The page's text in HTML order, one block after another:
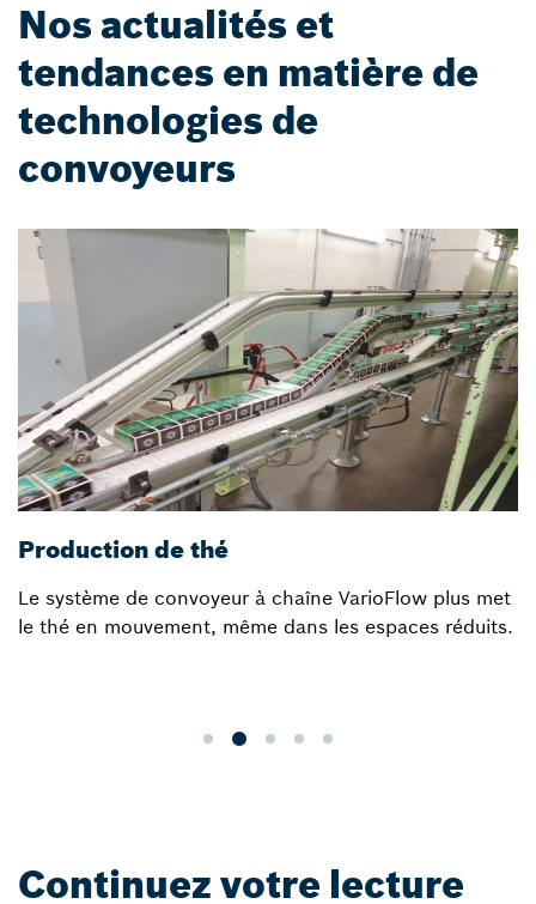
Nos actualités et
tendances en matière de
technologies de
convoyeurs
Production de thé
Le système de convoyeur à chaîne VarioFlow plus met
le thé en mouvement, même dans les espaces réduits.
Continuez votre lecture